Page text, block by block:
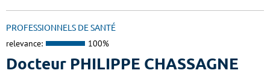
PROFESSIONNELS DE SANTÉ
relevance: 100%
Docteur PHILIPPE CHASSAGNE